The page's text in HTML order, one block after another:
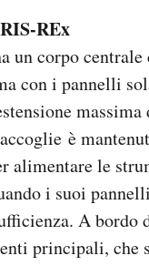
REx
un corpo centrale
con i pannelli
è
alimentare le
i suoi
A bordo
principali, che